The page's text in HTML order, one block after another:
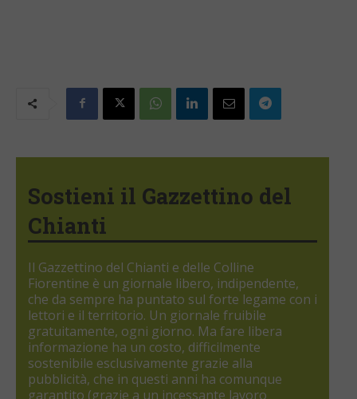
Sostieni il Gazzettino del
Chianti
Il Gazzettino del Chianti e delle Colline
Fiorentine è un giornale libero, indipendente,
che da sempre ha puntato sul forte legame con i
lettori e il territorio. Un giornale fruibile
gratuitamente, ogni giorno. Ma fare libera
informazione ha un costo, difficilmente
sostenibile esclusivamente grazie alla
pubblicità, che in questi anni ha comunque
garantito (grazie a un incessante lavoro